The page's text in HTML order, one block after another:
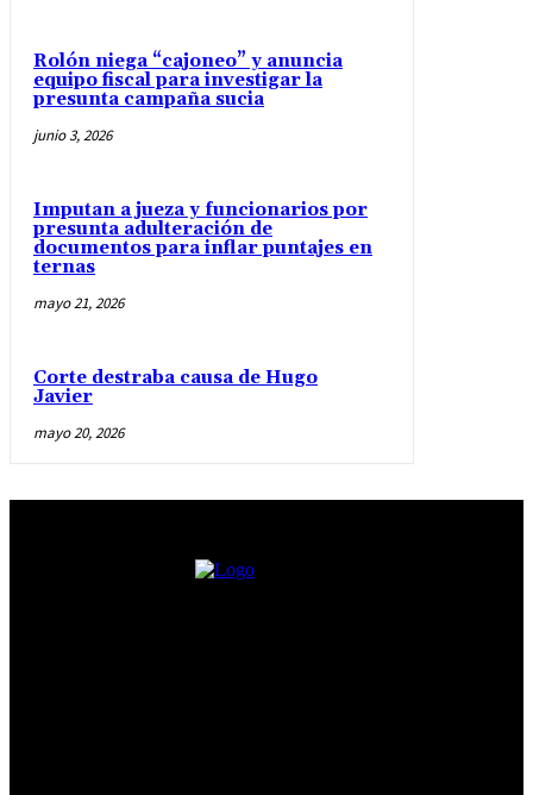
Rolón niega “cajoneo” y anuncia
equipo fiscal para investigar la
presunta campaña sucia
junio 3, 2026
Imputan a jueza y funcionarios por
presunta adulteración de
documentos para inflar puntajes en
ternas
mayo 21, 2026
Corte destraba causa de Hugo
Javier
mayo 20, 2026